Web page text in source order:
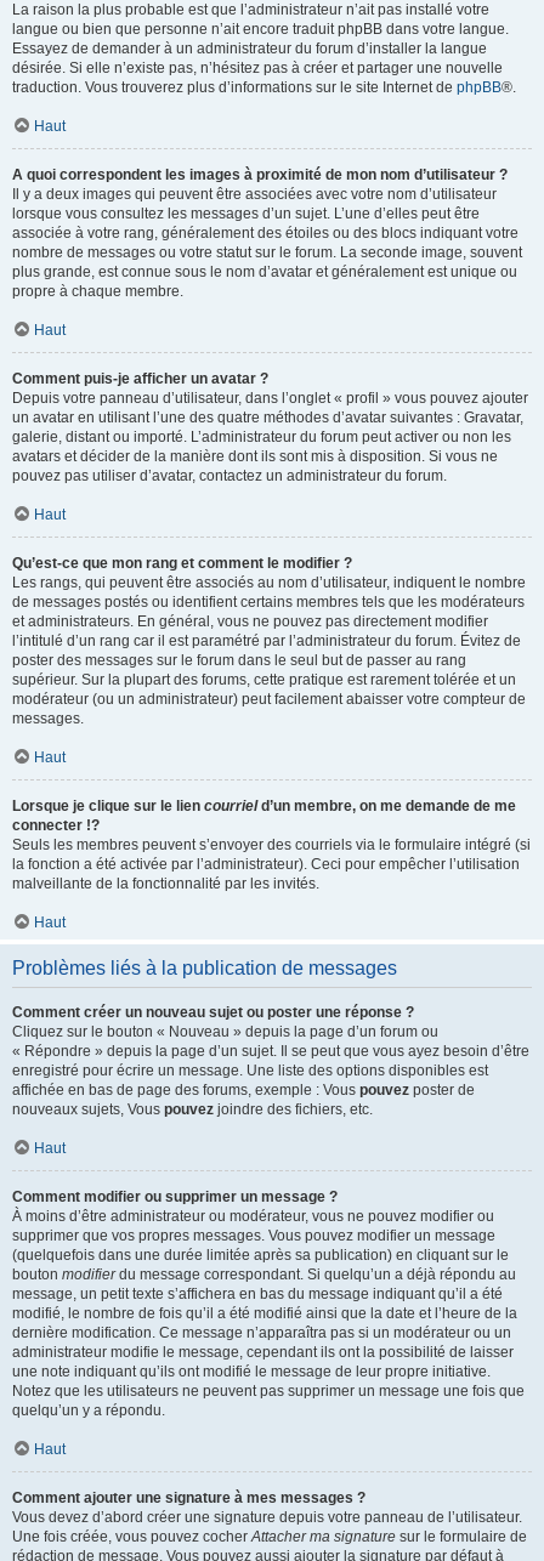
La raison la plus probable est que l’administrateur n’ait pas installé votre
langue ou bien que personne n’ait encore traduit phpBB dans votre langue.
Essayez de demander à un administrateur du forum d’installer la langue
désirée. Si elle n’existe pas, n’hésitez pas à créer et partager une nouvelle
traduction. Vous trouverez plus d’informations sur le site Internet de phpBB®.
Haut
A quoi correspondent les images à proximité de mon nom d’utilisateur ?
Il y a deux images qui peuvent être associées avec votre nom d’utilisateur
lorsque vous consultez les messages d’un sujet. L’une d’elles peut être
associée à votre rang, généralement des étoiles ou des blocs indiquant votre
nombre de messages ou votre statut sur le forum. La seconde image, souvent
plus grande, est connue sous le nom d’avatar et généralement est unique ou
propre à chaque membre.
Haut
Comment puis-je afficher un avatar ?
Depuis votre panneau d’utilisateur, dans l’onglet « profil » vous pouvez ajouter
un avatar en utilisant l’une des quatre méthodes d’avatar suivantes : Gravatar,
galerie, distant ou importé. L’administrateur du forum peut activer ou non les
avatars et décider de la manière dont ils sont mis à disposition. Si vous ne
pouvez pas utiliser d’avatar, contactez un administrateur du forum.
Haut
Qu’est-ce que mon rang et comment le modifier ?
Les rangs, qui peuvent être associés au nom d’utilisateur, indiquent le nombre
de messages postés ou identifient certains membres tels que les modérateurs
et administrateurs. En général, vous ne pouvez pas directement modifier
l’intitulé d’un rang car il est paramétré par l’administrateur du forum. Évitez de
poster des messages sur le forum dans le seul but de passer au rang
supérieur. Sur la plupart des forums, cette pratique est rarement tolérée et un
modérateur (ou un administrateur) peut facilement abaisser votre compteur de
messages.
Haut
Lorsque je clique sur le lien courrield’un membre, on me demande de me
connecter !?
Seuls les membres peuvent s’envoyer des courriels via le formulaire intégré (si
la fonction a été activée par l’administrateur). Ceci pour empêcher l’utilisation
malveillante de la fonctionnalité par les invités.
Haut
Problèmes liés à la publication de messages
Comment créer un nouveau sujet ou poster une réponse ?
Cliquez sur le bouton « Nouveau » depuis la page d’un forum ou
« Répondre » depuis la page d’un sujet. Il se peut que vous ayez besoin d’être
enregistré pour écrire un message. Une liste des options disponibles est
affichée en bas de page des forums, exemple : Vous pouvez poster de
nouveaux sujets, Vous pouvez joindre des fichiers, etc.
Haut
Comment modifier ou supprimer un message ?
À moins d’être administrateur ou modérateur, vous ne pouvez modifier ou
supprimer que vos propres messages. Vous pouvez modifier un message
(quelquefois dans une durée limitée après sa publication) en cliquant sur le
bouton modifierdu message correspondant. Si quelqu’un a déjà répondu au
message, un petit texte s’affichera en bas du message indiquant qu’il a été
modifié, le nombre de fois qu’il a été modifié ainsi que la date et l’heure de la
dernière modification. Ce message n’apparaîtra pas si un modérateur ou un
administrateur modifie le message, cependant ils ont la possibilité de laisser
une note indiquant qu’ils ont modifié le message de leur propre initiative.
Notez que les utilisateurs ne peuvent pas supprimer un message une fois que
quelqu’un y a répondu.
Haut
Comment ajouter une signature à mes messages ?
Vous devez d’abord créer une signature depuis votre panneau de l’utilisateur.
Une fois créée, vous pouvez cocherAttacher ma signature sur le formulaire de
rédaction de message. Vous pouvez aussi ajouter la signature par défaut à